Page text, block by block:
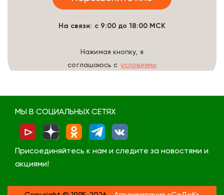
На связи: с 9:00 до 18:00 МСК
Нажимая кнопку, я
соглашаюсь с условиями
МЫ В СОЦИАЛЬНЫХ СЕТЯХ
Присоединяйтесь к нам и следите за новостями и
акциями!